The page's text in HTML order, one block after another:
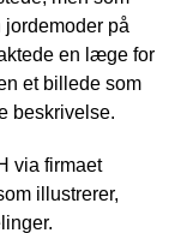
jordemoder på
en læge for
et billede som
beskrivelse.
via firmaet
illustrerer,